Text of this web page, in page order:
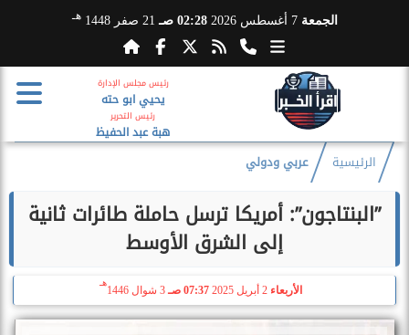
الجمعة 7 أغسطس 2026 02:28 صـ 21 صفر 1448 هـ
رئيس مجلس الإدارة
يحيي ابو حته
رئيس التحرير
هبة عبد الحفيظ
الرئيسية عربي ودولي
”البنتاجون”: أمريكا ترسل حاملة طائرات ثانية
إلى الشرق الأوسط
الأربعاء 07:37 صـ 3 شوال 1446
هـ